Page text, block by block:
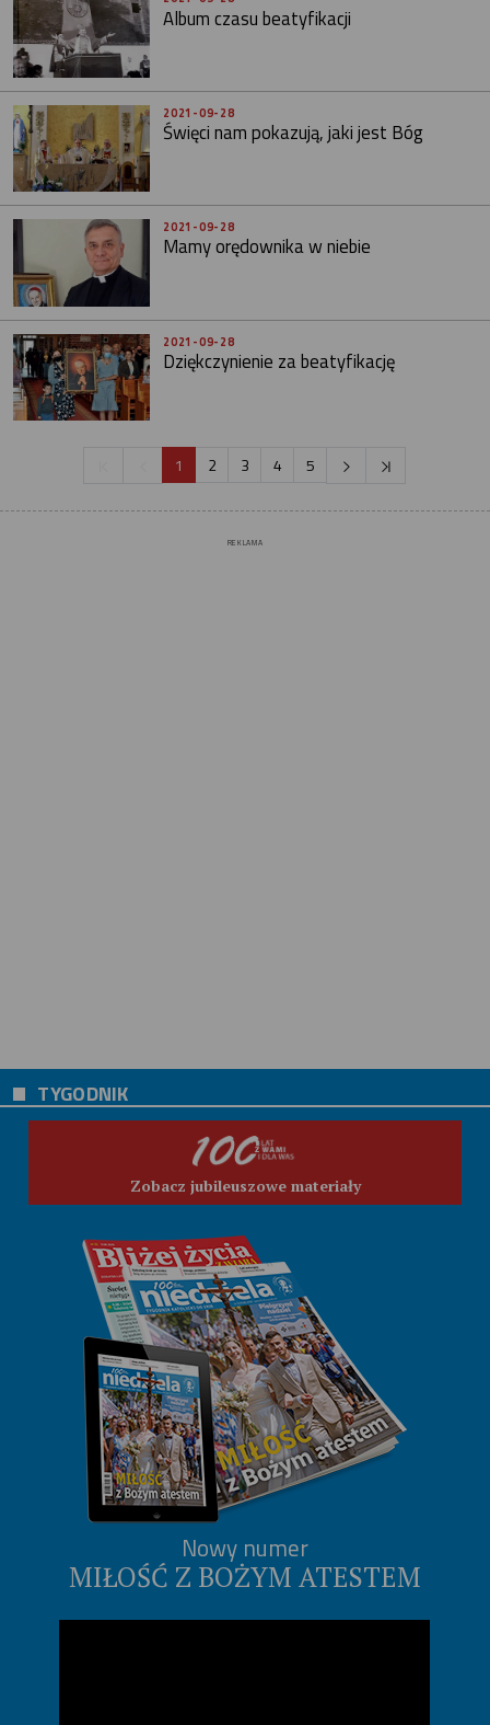
Album czasu beatyfikacji
2021-09-28
Święci nam pokazują, jaki jest Bóg
2021-09-28
Mamy orędownika w niebie
2021-09-28
Dziękczynienie za beatyfikację
1 2 3 4 5
REKLAMA
TYGODNIK
Zobacz jubileuszowe materiały
Nowy numer
MIŁOŚĆ Z BOŻYM ATESTEM